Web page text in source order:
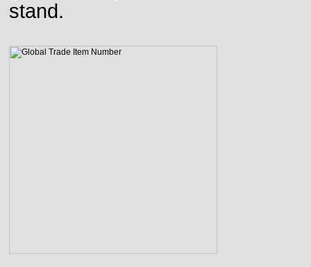
stand.